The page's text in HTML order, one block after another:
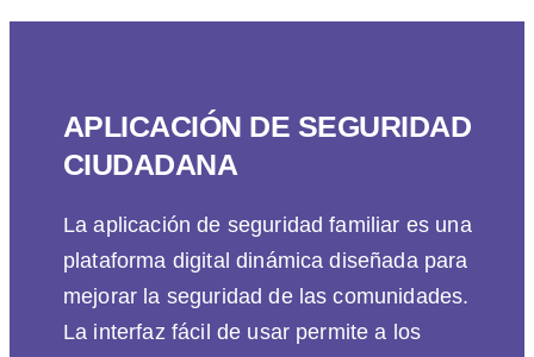
APLICACIÓN DE SEGURIDAD
CIUDADANA
La aplicación de seguridad familiar es una
plataforma digital dinámica diseñada para
mejorar la seguridad de las comunidades.
La interfaz fácil de usar permite a los